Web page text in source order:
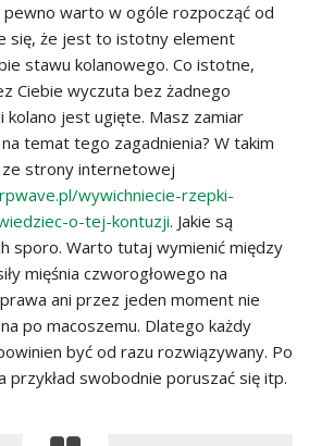
warto w ogóle rozpocząć od
się, że jest to istotny element
stawu kolanowego. Co istotne,
Ciebie wyczuta bez żadnego
kolano jest ugięte. Masz zamiar
temat tego zagadnienia? W takim
strony internetowej
wywichniecie-rzepki-
o-tej-kontuzji. Jakie są
sporo. Warto tutaj wymienić między
mięśnia czworogłowego na
ani przez jeden moment nie
po macoszemu. Dlatego każdy
być od razu rozwiązywany. Po
przykład swobodnie poruszać się itp.